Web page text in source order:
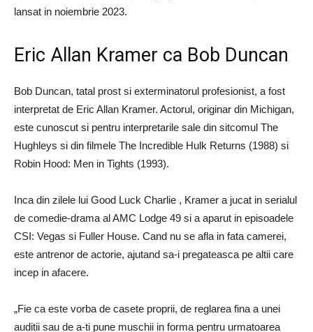
lansat in noiembrie 2023.
Eric Allan Kramer ca Bob Duncan
Bob Duncan, tatal prost si exterminatorul profesionist, a fost
interpretat de Eric Allan Kramer. Actorul, originar din Michigan,
este cunoscut si pentru interpretarile sale din sitcomul The
Hughleys si din filmele The Incredible Hulk Returns (1988) si
Robin Hood: Men in Tights (1993).
Inca din zilele lui Good Luck Charlie , Kramer a jucat in serialul
de comedie-drama al AMC Lodge 49 si a aparut in episoadele
CSI: Vegas si Fuller House. Cand nu se afla in fata camerei,
este antrenor de actorie, ajutand sa-i pregateasca pe altii care
incep in afacere.
„Fie ca este vorba de casete proprii, de reglarea fina a unei
auditii sau de a-ti pune muschii in forma pentru urmatoarea